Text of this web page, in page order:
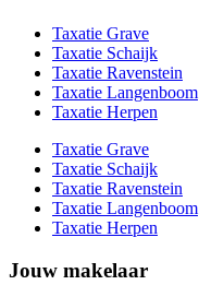
Taxatie Grave
Taxatie Schaijk
Taxatie Ravenstein
Taxatie Langenboom
Taxatie Herpen
Taxatie Grave
Taxatie Schaijk
Taxatie Ravenstein
Taxatie Langenboom
Taxatie Herpen
Jouw makelaar